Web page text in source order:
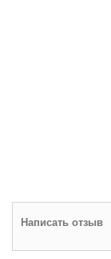
Написать отзыв